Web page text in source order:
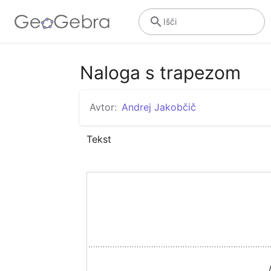
Išči
Naloga s trapezom
Avtor: Andrej Jakobčič
Tekst